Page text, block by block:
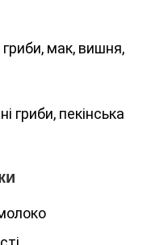
мак, вишня,
гриби, пекінська